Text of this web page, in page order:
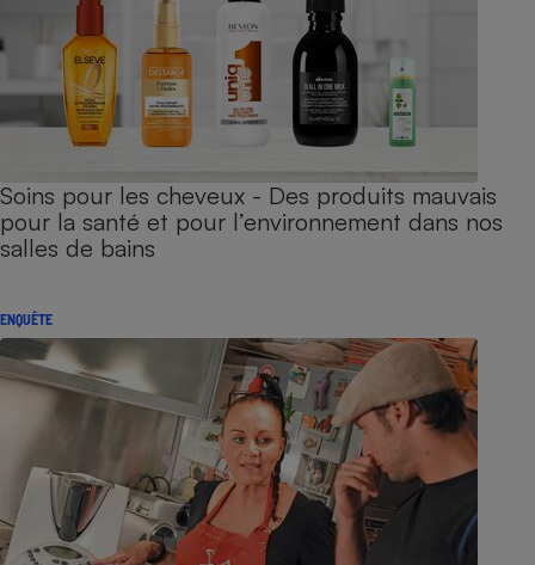
Soins pour les cheveux - Des produits mauvais
pour la santé et pour l’environnement dans nos
salles de bains
ENQUÊTE